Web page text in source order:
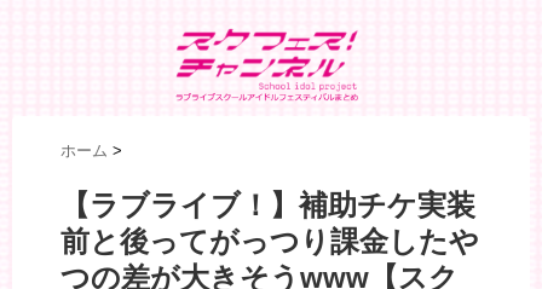
ホーム >
【ラブライブ！】補助チケ実装
前と後ってがっつり課金したや
つの差が大きそうwww【スク